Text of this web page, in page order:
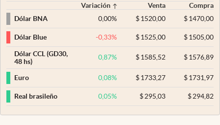
Variación Venta
Compra
Dólar BNA
0,00% $ 1520,00 $1470,00
Dólar Blue -0,33% $ 1525,00 $1505,00
Dólar CCL (GD30,
48 hs)
0,87% $ 1585,52 $1576,89
Euro 0,08% $ 1733,27 $1731,97
Real brasileño 0,05% $ 295,03 $294,82